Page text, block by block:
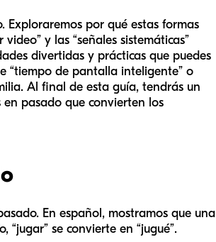
Exploraremos por qué estas formas
y las “señales sistemáticas”
divertidas y prácticas que puedes
“tiempo de pantalla inteligente” o
Al final de esta guía, tendrás un
pasado que convierten los
En español, mostramos que una
se convierte en “jugué”.